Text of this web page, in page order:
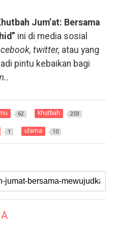
Jum’at: Bersama
ini di media sosial
twitter, atau yang
pintu kebaikan bagi
62 khutbah 203
1 ulama 10